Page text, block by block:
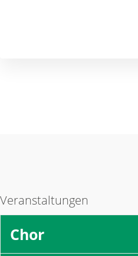
Veranstaltungen
Chor